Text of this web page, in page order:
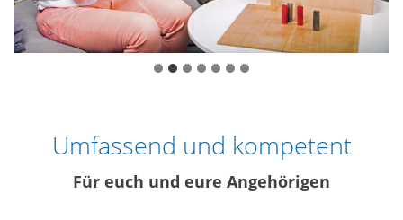
Umfassend und kompetent
Für euch und eure Angehörigen